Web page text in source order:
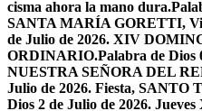
cisma ahora la mano dura.
SANTA MARÍA GORETTI,
de Julio de 2026. XIV
ORDINARIO.Palabra de Dios
NUESTRA SEÑORA DEL
Julio de 2026. Fiesta, SANTO
Dios 2 de Julio de 2026.